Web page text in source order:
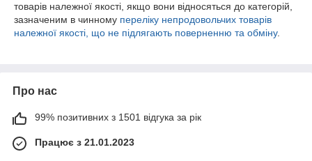
товарів належної якості, якщо вони відносяться до категорій,
зазначеним в чинному переліку непродовольчих товарів
належної якості, що не підлягають поверненню та обміну.
Про нас
99% позитивних з 1501 відгука за рік
Працює з 21.01.2023